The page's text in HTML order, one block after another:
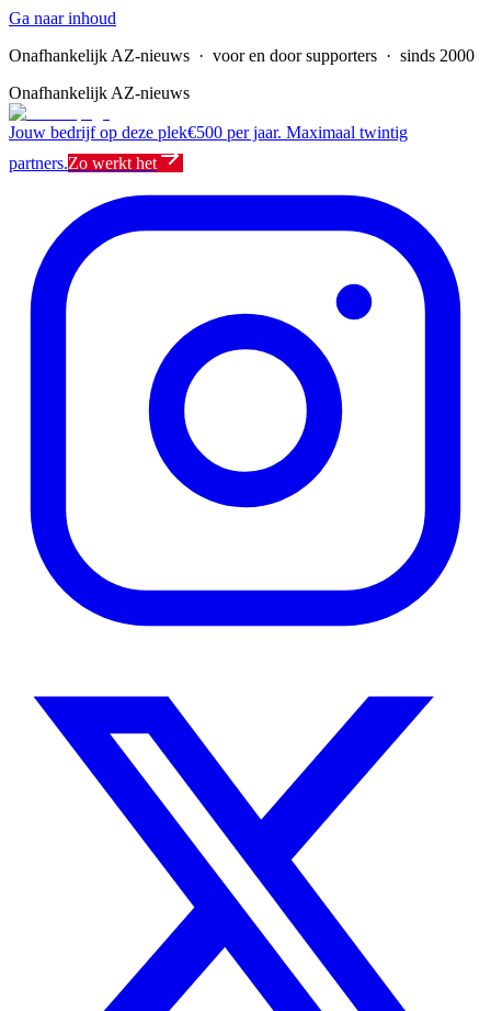
Ga naar inhoud
Onafhankelijk AZ-nieuws · voor en door supporters · sinds 2000
Onafhankelijk AZ-nieuws
Jouw bedrijf op deze plek€500 per jaar. Maximaal twintig
partners.Zo werkt het